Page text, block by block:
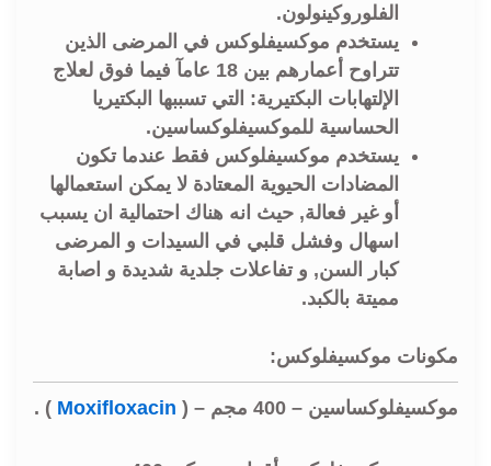
الفلوروكينولون.
يستخدم موكسيفلوكس في المرضى الذين
تتراوح أعمارهم بين 18 عامآ فيما فوق لعلاج
الإلتهابات البكتيرية: التي تسببها البكتيريا
الحساسية للموكسيفلوكساسين.
يستخدم موكسيفلوكس فقط عندما تكون
المضادات الحيوية المعتادة لا يمكن استعمالها
أو غير فعالة, حيث انه هناك احتمالية ان يسبب
اسهال وفشل قلبي في السيدات و المرضى
كبار السن, و تفاعلات جلدية شديدة و اصابة
مميتة بالكبد.
مكونات موكسيفلوكس:
موكسيفلوكساسين – 400 مجم – ( Moxifloxacin
) .